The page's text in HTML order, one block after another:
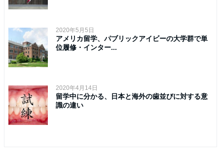
2020年5月5日
アメリカ留学、パブリックアイビーの大学群で単
位履修・インター...
2020年4月14日
留学中に分かる、日本と海外の歯並びに対する意
識の違い